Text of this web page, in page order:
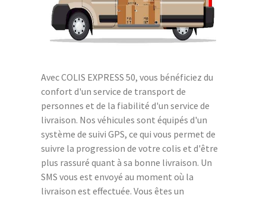
Avec COLIS EXPRESS 50, vous bénéficiez du
confort d'un service de transport de
personnes et de la fiabilité d'un service de
livraison. Nos véhicules sont équipés d'un
système de suivi GPS, ce qui vous permet de
suivre la progression de votre colis et d'être
plus rassuré quant à sa bonne livraison. Un
SMS vous est envoyé au moment où la
livraison est effectuée. Vous êtes un